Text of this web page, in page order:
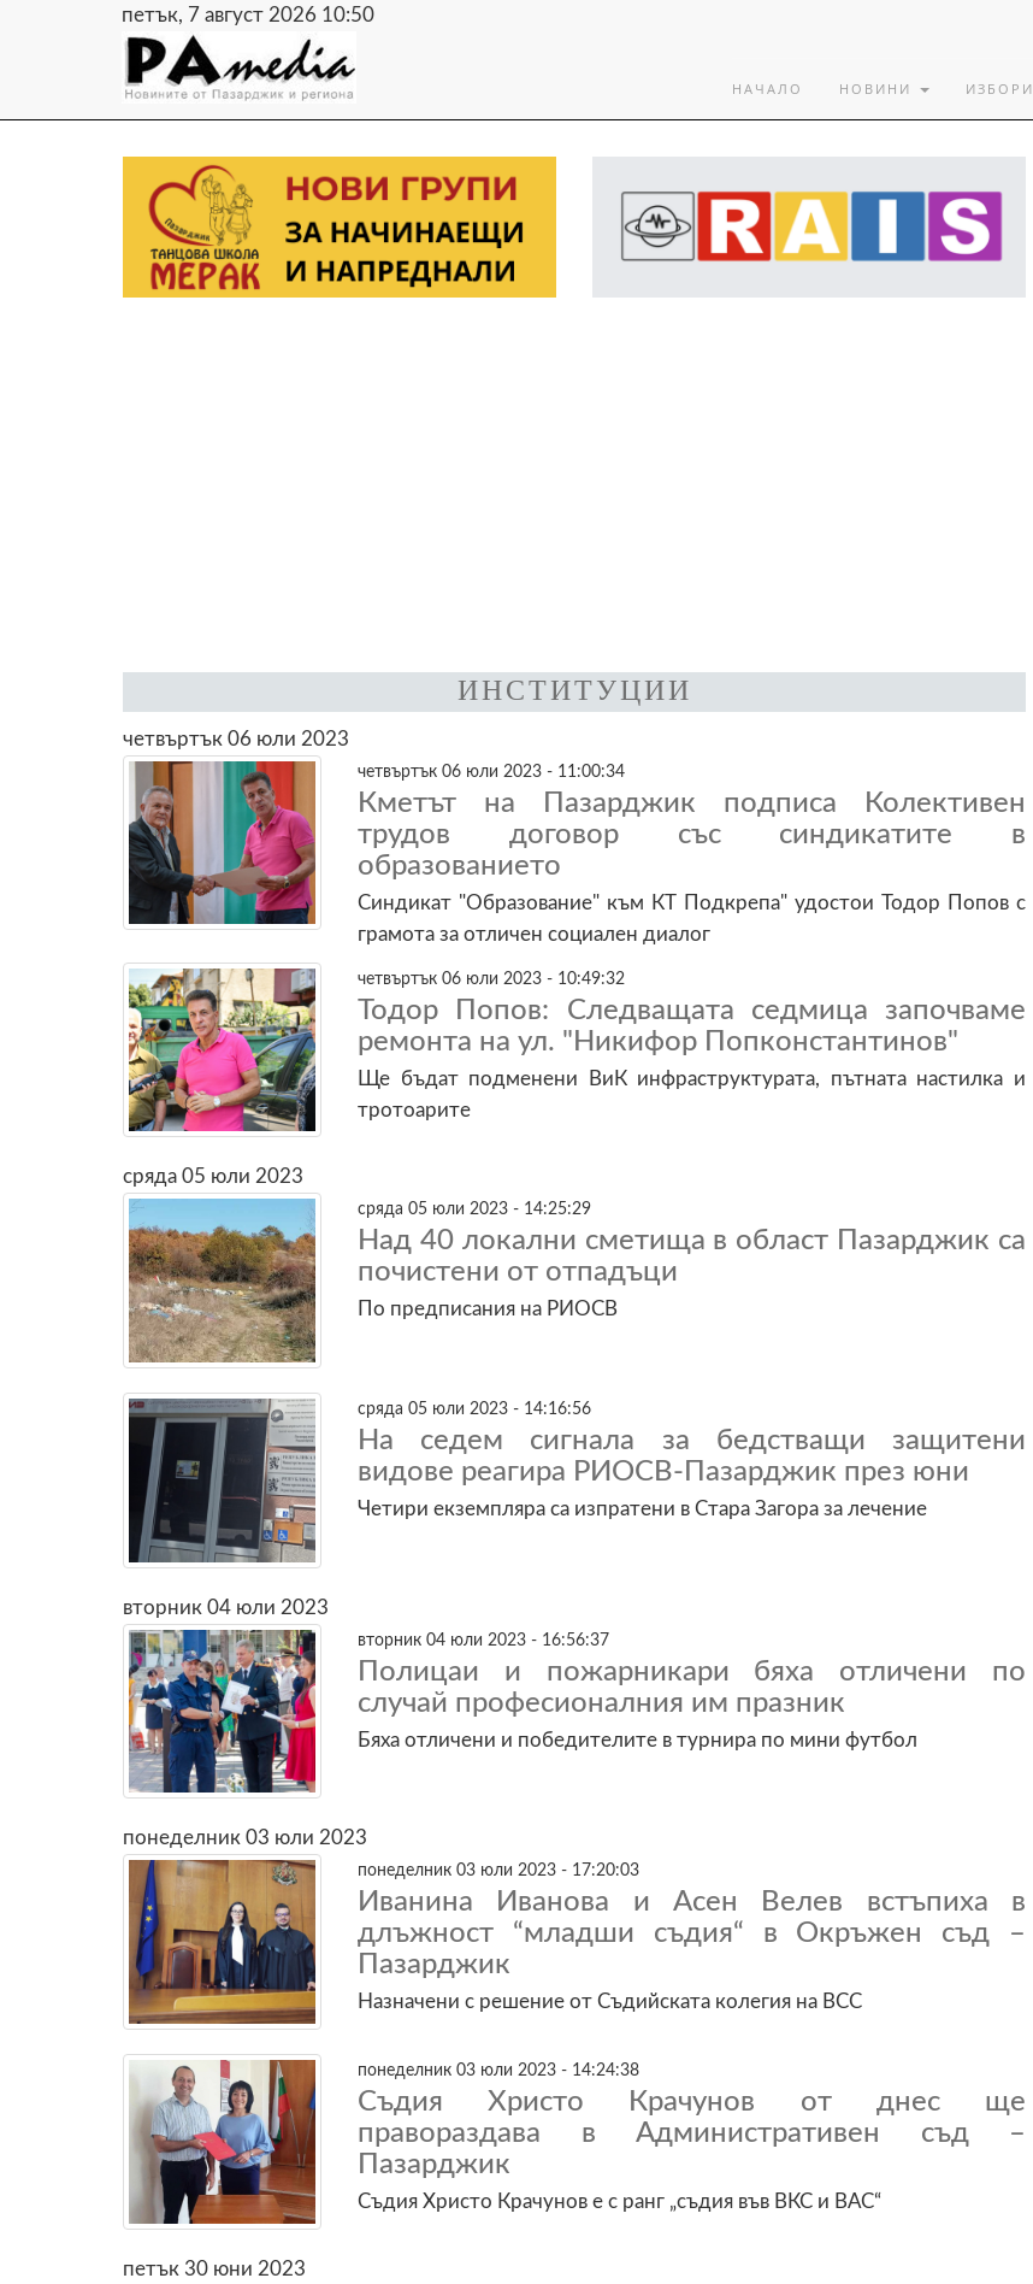
петък, 7 август 2026 10:50
НАЧАЛО НОВИНИ ИЗБОРИ
ИНСТИТУЦИИ
четвъртък 06 юли 2023
четвъртък 06 юли 2023 - 11:00:34
Кметът на Пазарджик подписа Колективен
трудов договор със синдикатите в
образованието
Синдикат "Образование" към КТ Подкрепа" удостои Тодор Попов с
грамота за отличен социален диалог
четвъртък 06 юли 2023 - 10:49:32
Тодор Попов: Следващата седмица започваме
ремонта на ул. "Никифор Попконстантинов"
Ще бъдат подменени ВиК инфраструктурата, пътната настилка и
тротоарите
сряда 05 юли 2023
сряда 05 юли 2023 - 14:25:29
Над 40 локални сметища в област Пазарджик са
почистени от отпадъци
По предписания на РИОСВ
сряда 05 юли 2023 - 14:16:56
На седем сигнала за бедстващи защитени
видове реагира РИОСВ-Пазарджик през юни
Четири екземпляра са изпратени в Стара Загора за лечение
вторник 04 юли 2023
вторник 04 юли 2023 - 16:56:37
Полицаи и пожарникари бяха отличени по
случай професионалния им празник
Бяха отличени и победителите в турнира по мини футбол
понеделник 03 юли 2023
понеделник 03 юли 2023 - 17:20:03
Иванина Иванова и Асен Велев встъпиха в
длъжност “младши съдия“ в Окръжен съд –
Пазарджик
Назначени с решение от Съдийската колегия на ВСС
понеделник 03 юли 2023 - 14:24:38
Съдия Христо Крачунов от днес ще
правораздава в Административен съд –
Пазарджик
Съдия Христо Крачунов е с ранг „съдия във ВКС и ВАС“
петък 30 юни 2023